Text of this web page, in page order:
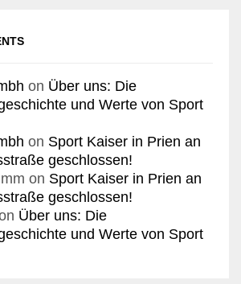
on Über uns: Die
und Werte von Sport
on Sport Kaiser in Prien an
geschlossen!
on Sport Kaiser in Prien an
geschlossen!
Über uns: Die
und Werte von Sport